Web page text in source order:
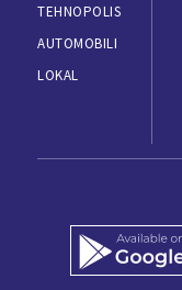
TEHNOPOLIS
AUTOMOBILI
LOKAL